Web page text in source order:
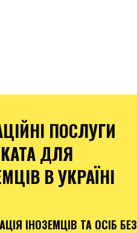
ПОСЛУГИ
ДЛЯ
В УКРАЇНІ
ІНОЗЕМЦІВ ТА ОСІБ БЕЗ